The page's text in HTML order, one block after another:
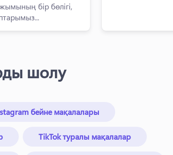
бір бөлігі,
шолу
бейне мақалалары
TikTok туралы мақалалар